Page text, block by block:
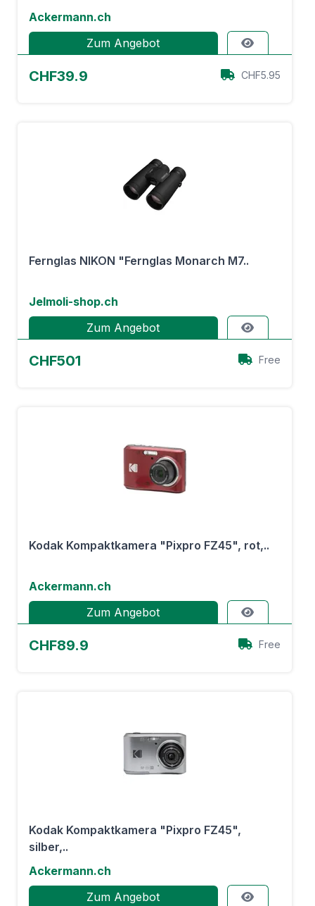
Ackermann.ch
Zum Angebot
CHF39.9 CHF5.95
Fernglas NIKON "Fernglas Monarch M7..
Jelmoli-shop.ch
Zum Angebot
CHF501 Free
Kodak Kompaktkamera "Pixpro FZ45", rot,..
Ackermann.ch
Zum Angebot
CHF89.9 Free
Kodak Kompaktkamera "Pixpro FZ45",
silber,..
Ackermann.ch
Zum Angebot